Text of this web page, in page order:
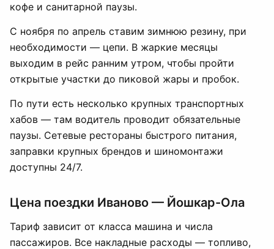
кофе и санитарной паузы.
С ноября по апрель ставим зимнюю резину, при
необходимости — цепи. В жаркие месяцы
выходим в рейс ранним утром, чтобы пройти
открытые участки до пиковой жары и пробок.
По пути есть несколько крупных транспортных
хабов — там водитель проводит обязательные
паузы. Сетевые рестораны быстрого питания,
заправки крупных брендов и шиномонтажи
доступны 24/7.
Цена поездки Иваново — Йошкар-Ола
Тариф зависит от класса машина и числа
пассажиров. Все накладные расходы — топливо,